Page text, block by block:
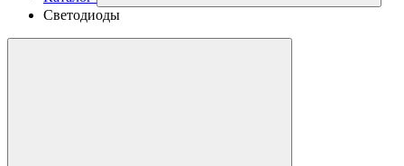
Светодиоды